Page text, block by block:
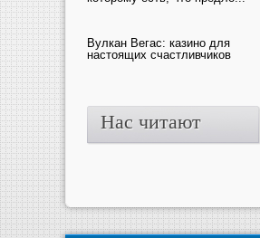
Вулкан Вегас: казино для
настоящих счастливчиков
Нас читают